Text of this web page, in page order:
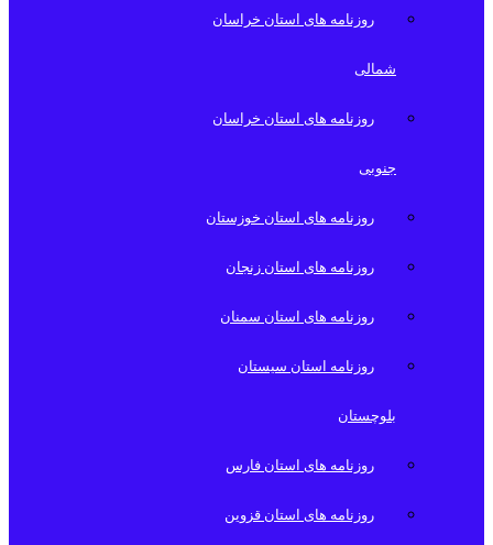
روزنامه های استان خراسان
شمالی
روزنامه های استان خراسان
جنوبی
روزنامه های استان خوزستان
روزنامه های استان زنجان
روزنامه های استان سمنان
روزنامه استان سیستان
بلوچستان
روزنامه های استان فارس
روزنامه های استان قزوین